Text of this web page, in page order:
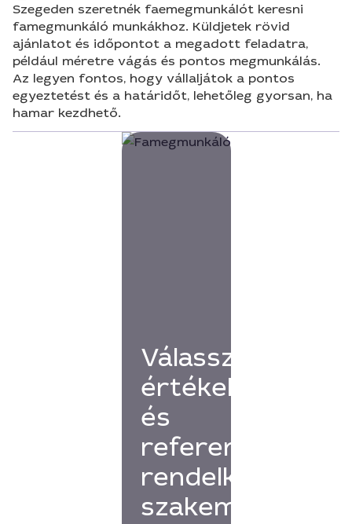
Szegeden szeretnék faemegmunkálót keresni
famegmunkáló munkákhoz. Küldjetek rövid
ajánlatot és időpontot a megadott feladatra,
például méretre vágás és pontos megmunkálás.
Az legyen fontos, hogy vállaljátok a pontos
egyeztetést és a határidőt, lehetőleg gyorsan, ha
hamar kezdhető.
Válassz
értékelésekkel
és
referenciákkal
rendelkező
szakembert!